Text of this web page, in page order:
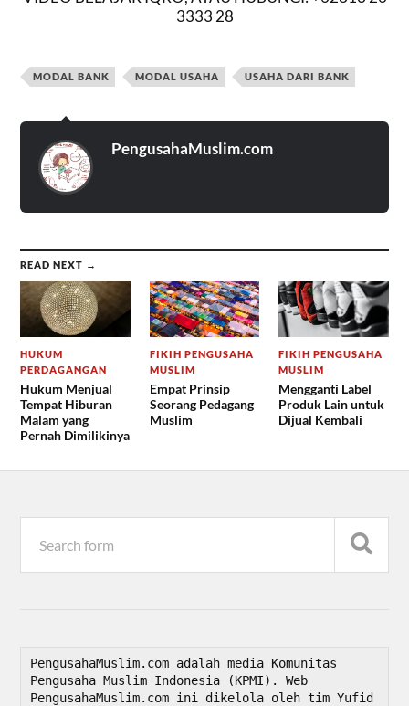
3333 28
MODAL BANK MODAL USAHA USAHA DARI BANK
PengusahaMuslim.com
READ NEXT →
HUKUM
PERDAGANGAN
Hukum Menjual
Tempat Hiburan
Malam yang
Pernah Dimilikinya
FIKIH PENGUSAHA
MUSLIM
Empat Prinsip
Seorang Pedagang
Muslim
FIKIH PENGUSAHA
MUSLIM
Mengganti Label
Produk Lain untuk
Dijual Kembali
PengusahaMuslim.com adalah media Komunitas
Pengusaha Muslim Indonesia (KPMI). Web
PengusahaMuslim.com ini dikelola oleh tim Yufid